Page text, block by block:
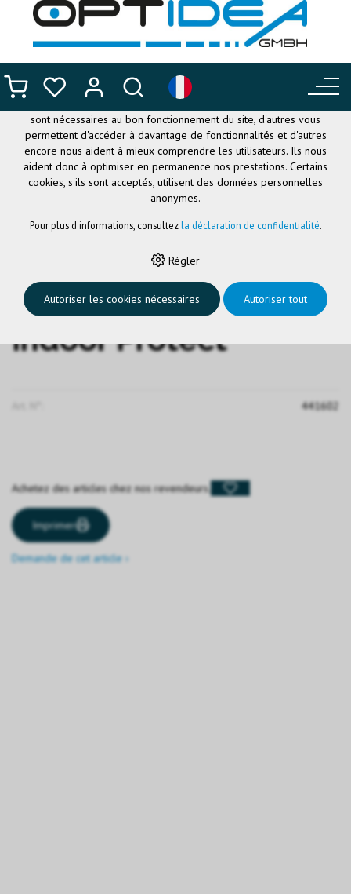
NASALE ORANGE INDOOR PROTECT
Pont nasale orange
Indoor Protect
441602
Achetez des articles chez nos revendeurs.
Imprimer
Demande de cet article ›
CE SITE UTILISE DES COOKIES
Nous utilisons différents cookies sur notre site web : certains
sont nécessaires au bon fonctionnement du site, d'autres vous
permettent d'accéder à davantage de fonctionnalités et d'autres
encore nous aident à mieux comprendre les utilisateurs. Ils nous
aident donc à optimiser en permanence nos prestations. Certains
cookies, s'ils sont acceptés, utilisent des données personnelles
anonymes.
Pour plus d'informations, consultezla déclaration de confidentialité.
Régler
Autoriser les cookies nécessaires Autoriser tout